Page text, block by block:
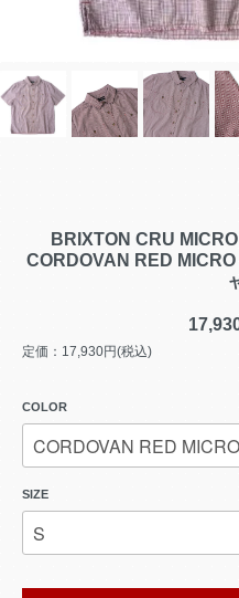
BRIXTON CRU
CORDOVAN RED
定価：17,930円(税込)
COLOR
SIZE